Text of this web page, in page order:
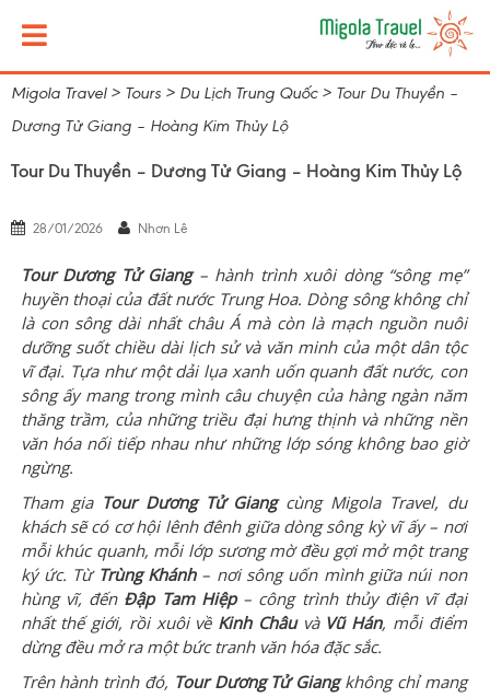
Migola Travel> Tours > Du Lịch Trung Quốc> Tour Du Thuyền –
Dương Tử Giang – Hoàng Kim Thủy Lộ
Tour Du Thuyền – Dương Tử Giang – Hoàng Kim Thủy Lộ
28/01/2026 Nhơn Lê
Tour Dương Tử Giang– hành trình xuôi dòng “sông mẹ”
huyền thoại của đất nước Trung Hoa. Dòng sông không chỉ
là con sông dài nhất châu Á mà còn là mạch nguồn nuôi
dưỡng suốt chiều dài lịch sử và văn minh của một dân tộc
vĩ đại. Tựa như một dải lụa xanh uốn quanh đất nước, con
sông ấy mang trong mình câu chuyện của hàng ngàn năm
thăng trầm, của những triều đại hưng thịnh và những nền
văn hóa nối tiếp nhau như những lớp sóng không bao giờ
ngừng.
Tham gia Tour Dương Tử Giangcùng Migola Travel, du
khách sẽ có cơ hội lênh đênh giữa dòng sông kỳ vĩ ấy – nơi
mỗi khúc quanh, mỗi lớp sương mờ đều gợi mở một trang
ký ức. Từ Trùng Khánh– nơi sông uốn mình giữa núi non
hùng vĩ, đến Đập Tam Hiệp– công trình thủy điện vĩ đại
nhất thế giới, rồi xuôi về Kinh Châuvà Vũ Hán, mỗi điểm
dừng đều mở ra một bức tranh văn hóa đặc sắc.
Trên hành trình đó, Tour Dương Tử Giangkhông chỉ mang